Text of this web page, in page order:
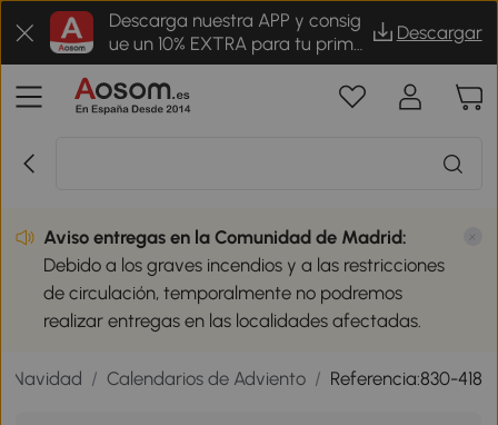
Descarga nuestra APP y consig
ue un 10% EXTRA para tu prime
r pedido
Descargar
Aviso entregas en la Comunidad de Madrid:
Debido a los graves incendios y a las restricciones
de circulación, temporalmente no podremos
realizar entregas en las localidades afectadas.
Navidad / Calendarios de Adviento / Referencia:830-418